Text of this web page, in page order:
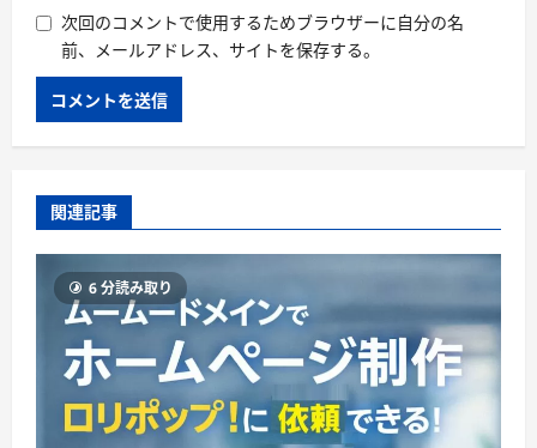
次回のコメントで使用するためブラウザーに自分の名
前、メールアドレス、サイトを保存する。
関連記事
6 分読み取り